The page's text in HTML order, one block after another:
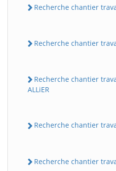
Recherche chantier
Recherche chantier
Recherche chantier
ALLiER
Recherche chantier
Recherche chantier